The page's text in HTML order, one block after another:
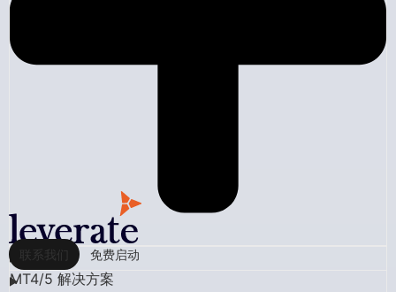
MT4/5 解决方案
联系我们 免费启动